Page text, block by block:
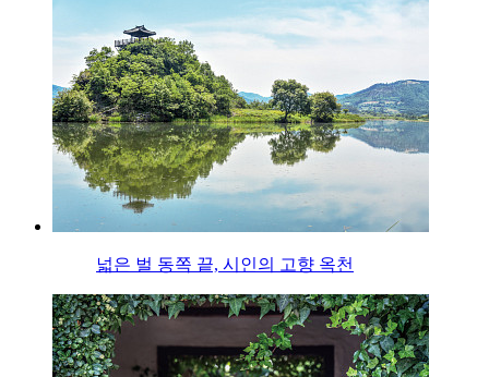
넓은 벌 동쪽 끝, 시인의 고향 옥천